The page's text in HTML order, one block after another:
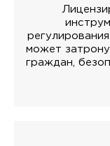
может
граждан,